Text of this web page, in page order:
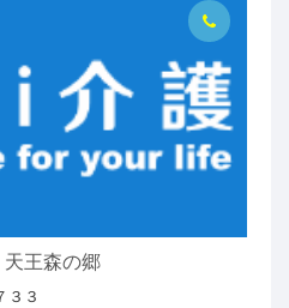
王森の郷
３３